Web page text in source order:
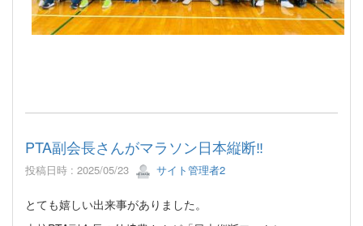
PTA副会長さんがマラソン日本縦断‼
投稿日時 : 2025/05/23 サイト管理者2
とても嬉しい出来事がありました。